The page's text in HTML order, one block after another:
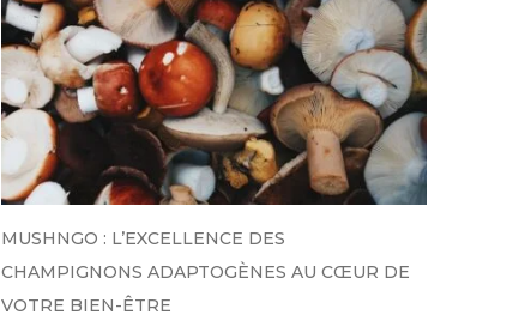
MUSHNGO : L’EXCELLENCE DES
CHAMPIGNONS ADAPTOGÈNES AU CŒUR DE
VOTRE BIEN-ÊTRE